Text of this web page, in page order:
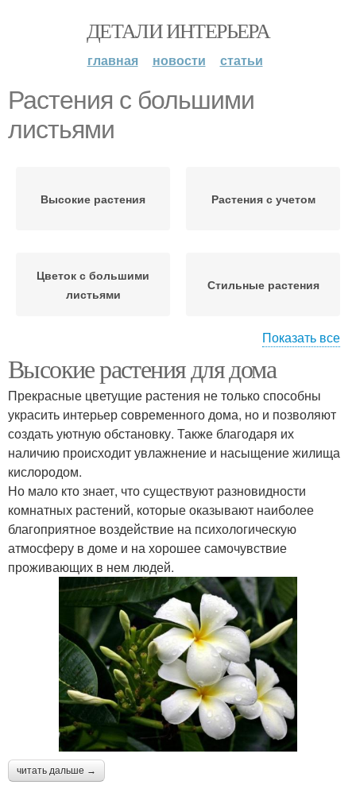
ДЕТАЛИ ИНТЕРЬЕРА
главная новости статьи
Растения с большими
листьями
Высокие растения Растения с учетом
Цветок с большими
листьями
Стильные растения
Комнатные растения
Показать все
Высокие растения для дома
Прекрасные цветущие растения не только способны
украсить интерьер современного дома, но и позволяют
создать уютную обстановку. Также благодаря их
наличию происходит увлажнение и насыщение жилища
кислородом.
Но мало кто знает, что существуют разновидности
комнатных растений, которые оказывают наиболее
благоприятное воздействие на психологическую
атмосферу в доме и на хорошее самочувствие
проживающих в нем людей.
читать дальше →